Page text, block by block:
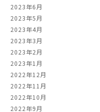
2023年6月
2023年5月
2023年4月
2023年3月
2023年2月
2023年1月
2022年12月
2022年11月
2022年10月
2022年9月